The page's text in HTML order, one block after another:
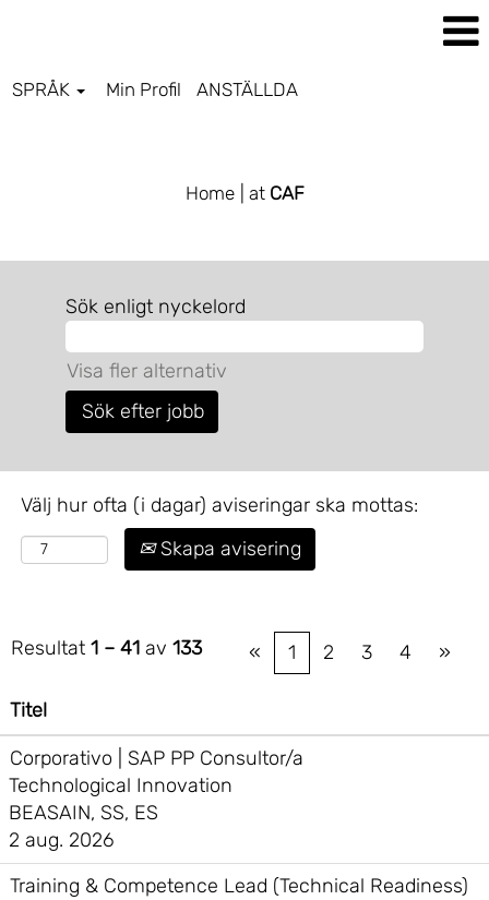
SPRÅK Min Profil ANSTÄLLDA
Home | at CAF
Sök enligt nyckelord
Visa fler alternativ
Välj hur ofta (i dagar) aviseringar ska mottas:
Skapa avisering
Resultat 1 – 41 av 133 « 1 2 3 4 »
Titel
Corporativo | SAP PP Consultor/a
Technological Innovation
BEASAIN, SS, ES
2 aug. 2026
Training & Competence Lead (Technical Readiness)